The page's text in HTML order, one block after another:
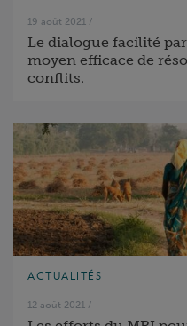
19 août 2021 /
Le dialogue facilité
moyen efficace de
conflits.
ACTUALITÉS
12 août 2021 /